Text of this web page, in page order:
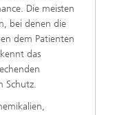
Die meisten
bei denen die
dem Patienten
das
Schutz.